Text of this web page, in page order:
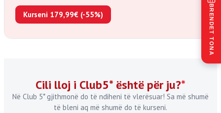
BRENDET TONA
Kurseni 179,99€ (-55%)
Cili lloj i Club5* është për ju?*
Në Club 5* gjithmonë do të ndiheni të vlerësuar! Sa më shumë
të bleni aq më shumë do të kurseni.